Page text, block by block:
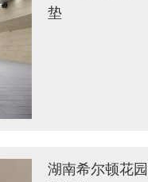
垫
湖南希尔顿花